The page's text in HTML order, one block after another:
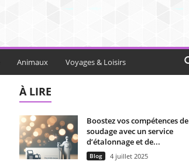
Animaux Voyages & Loisirs
À LIRE
Boostez vos compétences de
soudage avec un service
d’étalonnage et de...
Blog 4 juillet 2025